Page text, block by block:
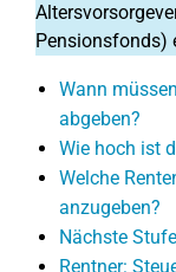
Pensionsfonds)
Wann
abgeben?
Wie hoch ist
Welche
anzugeben?
Nächste
Rentner: